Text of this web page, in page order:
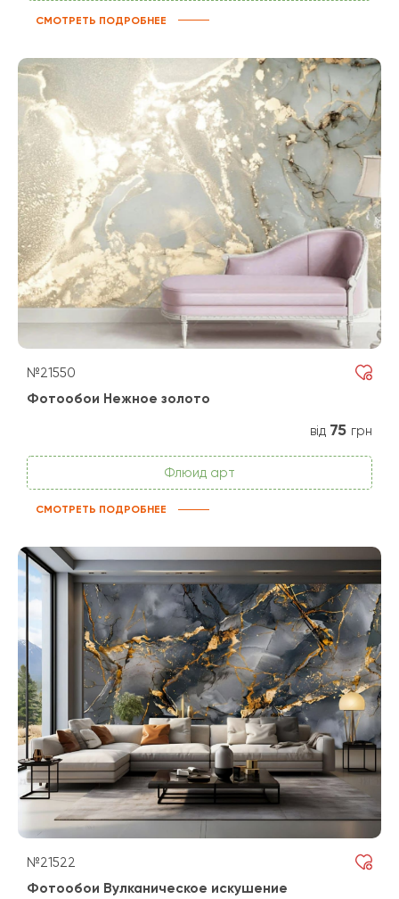
СМОТРЕТЬ ПОДРОБНЕЕ
№21550
Фотообои Нежное золото
від 75 грн
Флюид арт
СМОТРЕТЬ ПОДРОБНЕЕ
№21522
Фотообои Вулканическое искушение